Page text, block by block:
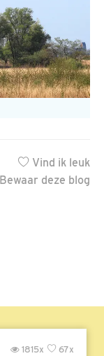
Vind ik leuk
Bewaar deze blog
67x
1815x